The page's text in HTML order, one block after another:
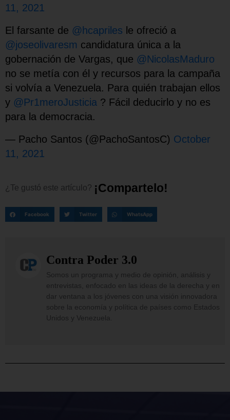
11, 2021
El farsante de @hcapriles le ofreció a
@joseolivaresm candidatura única a la
gobernación de Vargas, que @NicolasMaduro
no se metía con él y recursos para la campaña
si volvía a Venezuela. Para quién trabajan ellos
y @Pr1meroJusticia ? Fácil deducirlo y no es
para la democracia.
— Pacho Santos (@PachoSantosC) October
11, 2021
¿Te gustó este artículo? ¡Compartelo!
Facebook Twitter WhatsApp
Contra Poder 3.0
Somos un programa y medio de opinión, análisis y
entrevistas, enfocado en las ideas de la derecha y en
dar ventana a los jóvenes con una visión innovadora
sobre la economía y política de países como Estados
Unidos y Venezuela.